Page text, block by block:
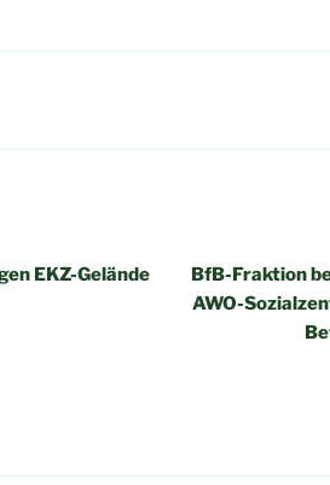
EKZ-Gelände
BfB-Fraktion
AWO-